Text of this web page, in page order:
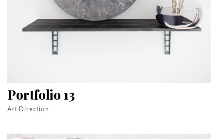
Portfolio 13
Art Direction